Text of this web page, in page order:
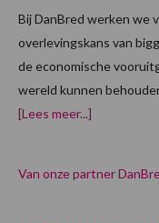
Bij DanBred werken we
overlevingskans van
de economische
wereld kunnen
[Lees meer...]
Van onze partner